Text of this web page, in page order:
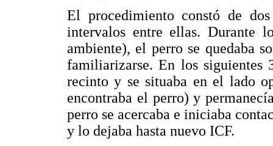
El procedimiento constó de
intervalos entre ellas. Durante
ambiente), el perro se quedaba
familiarizarse. En los
recinto y se situaba en el lado
encontraba el perro) y
perro se acercaba e iniciaba
y lo dejaba hasta nuevo ICF.